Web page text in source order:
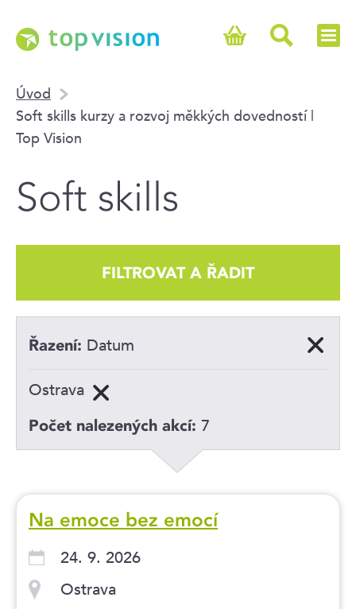
Úvod
Soft skills kurzy a rozvoj měkkých dovedností |
Top Vision
Soft skills
FILTROVAT A ŘADIT
Řazení: Datum
Ostrava
Počet nalezených akcí: 7
Na emoce bez emocí
24. 9. 2026
Ostrava